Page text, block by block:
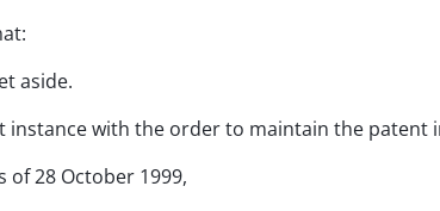
aside.
instance with the order to maintain the
of 28 October 1999,